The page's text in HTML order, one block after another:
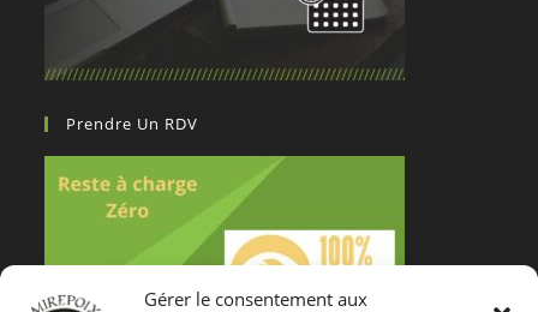
Gérer le consentement aux
Prendre Un RDV